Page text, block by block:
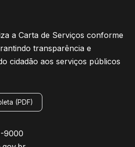
a Carta de Serviços conforme
transparência e
cidadão aos serviços públicos
(PDF)
9000